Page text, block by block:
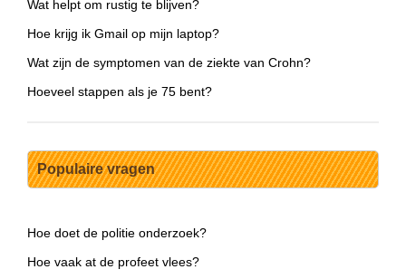
Wat helpt om rustig te blijven?
Hoe krijg ik Gmail op mijn laptop?
Wat zijn de symptomen van de ziekte van Crohn?
Hoeveel stappen als je 75 bent?
Populaire vragen
Hoe doet de politie onderzoek?
Hoe vaak at de profeet vlees?